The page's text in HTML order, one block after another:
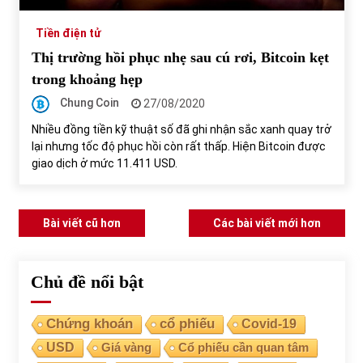
Tiền điện tử
Thị trường hồi phục nhẹ sau cú rơi, Bitcoin kẹt
trong khoảng hẹp
Chung Coin
27/08/2020
Nhiều đồng tiền kỹ thuật số đã ghi nhận sắc xanh quay trở
lại nhưng tốc độ phục hồi còn rất thấp. Hiện Bitcoin được
giao dịch ở mức 11.411 USD.
Điều
viết
Bài viết cũ hơn Các bài viết mới hơn
Chủ đề nổi bật
Chứng khoán cổ phiếu
Covid-19
USD
Giá vàng Cổ phiếu cần quan tâm